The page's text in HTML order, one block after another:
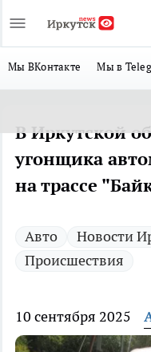
Мы ВКонтакте Мы в
В Иркутской
угонщика
на трассе
Авто
Новости
Происшествия
10 сентября 2025